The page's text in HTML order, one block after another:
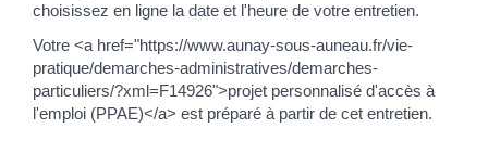
choisissez en ligne la date et l'heure de votre entretien.
Votre <a href="https://www.aunay-sous-auneau.fr/vie-
pratique/demarches-administratives/demarches-
particuliers/?xml=F14926">projet personnalisé d'accès à
l'emploi (PPAE)</a> est préparé à partir de cet entretien.